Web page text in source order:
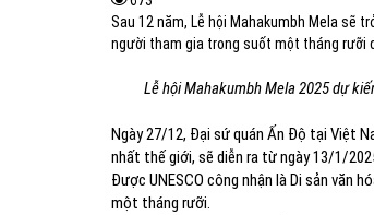
Sau 12 năm, Lễ hội Mahakumbh Mela sẽ
người tham gia trong suốt một tháng rưỡi
Lễ hội Mahakumbh Mela 2025 dự
Ngày 27/12, Đại sứ quán Ấn Độ tại Việt
nhất thế giới, sẽ diễn ra từ ngày 13/1/
Được UNESCO công nhận là Di sản văn
một tháng rưỡi.